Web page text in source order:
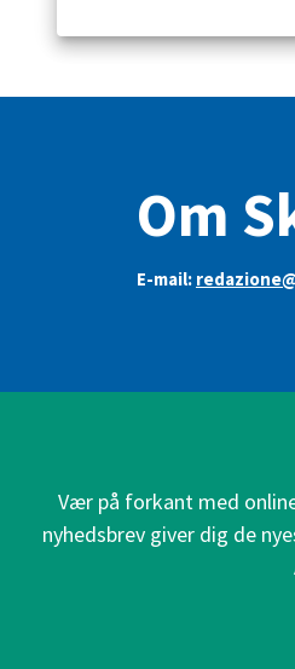
Om
E-mail:
Vær på forkant med
nyhedsbrev giver dig de